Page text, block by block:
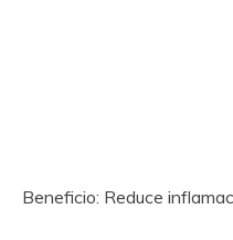
Beneficio: Reduce